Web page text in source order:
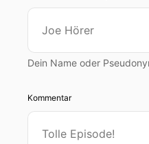
Dein Name oder
Kommentar